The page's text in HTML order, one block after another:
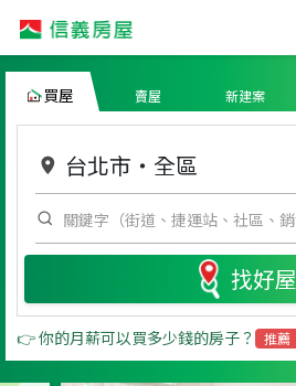
買屋 賣屋 新建案
台北市 ・ 全區
找好屋
👉 你的月薪可以買多少錢的房子？ 推薦